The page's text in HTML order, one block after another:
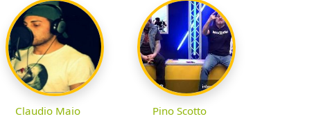
Claudio Maio Pino Scotto